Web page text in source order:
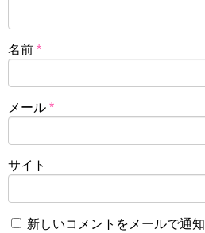
名前 *
メール *
サイト
新しいコメントをメールで通知